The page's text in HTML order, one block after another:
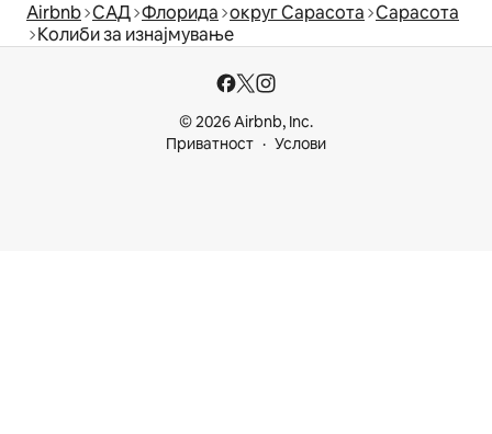
Airbnb САД Флорида округ Сарасота Сарасота
Колиби за изнајмување
© 2026 Airbnb, Inc.
Приватност
Услови